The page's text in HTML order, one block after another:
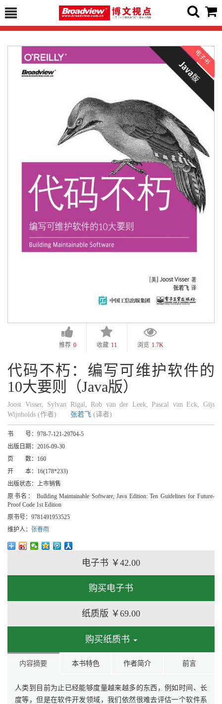
推荐 0 收藏 11 浏览 1.7K
代码不朽：编写可维护软件的
10大要则（Java版）
Joost Visser, Sylvan Rigal, Rob van der Leek, Pascal van Eck, Gijs
Wijnholds (作者)
张若飞 (译者)
书 号： 978-7-121-29704-5
出版日期： 2016-09-30
页 数： 160
开 本： 16(178*233)
出版状态：
上市销售
原书名：
Building Maintainable Software, Java Edition: Ten Guidelines for Future-
Proof Code 1st Edition
原书号： 9781491953525
维护人： 张春雨
电子书 ￥42.00
购买电子书
纸质版 ￥69.00
购买纸质书
内容摘要 本书特色 作者简介 前言
人类到目前为止已经能够度量越来越多的东西，例如时间、长
度等，但是在软件开发领域，我们依然很难去评估一个软件系